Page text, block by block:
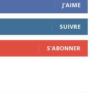
J'AIME
SUIVRE
S'ABONNER